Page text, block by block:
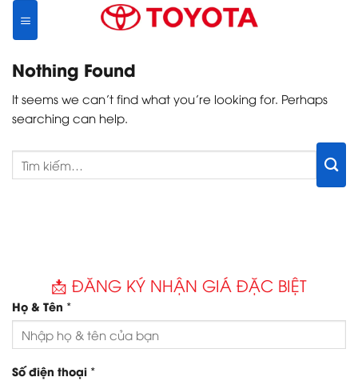
Skip
content
Nothing Found
It seems we can’t find what you’re looking for. Perhaps
searching can help.
📩 ĐĂNG KÝ NHẬN GIÁ ĐẶC BIỆT
Họ & Tên *
Số điện thoại *